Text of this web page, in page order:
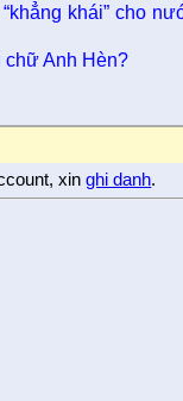
khái” cho
chữ Anh Hèn?
xinghi danh.